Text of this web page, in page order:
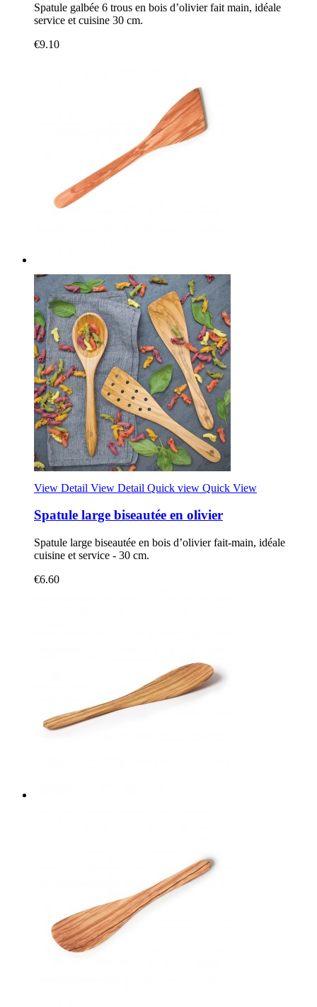
Spatule galbée 6 trous en bois d’olivier fait main, idéale
service et cuisine 30 cm.
€9.10
View Detail View Detail Quick view Quick View
Spatule large biseautée en olivier
Spatule large biseautée en bois d’olivier fait-main, idéale
cuisine et service - 30 cm.
€6.60